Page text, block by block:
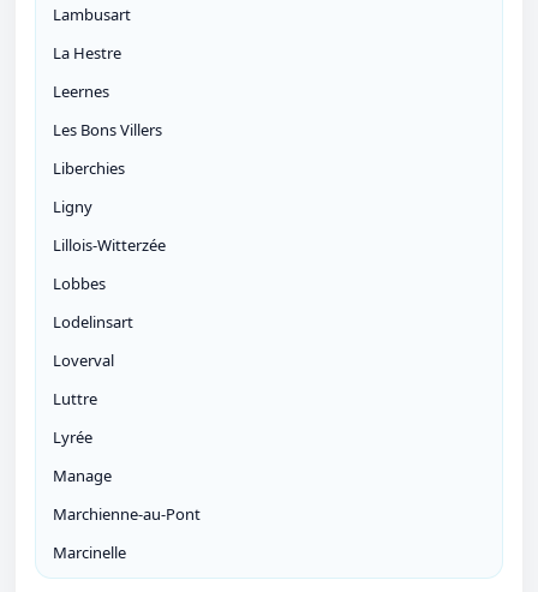
Lambusart
La Hestre
Leernes
Les Bons Villers
Liberchies
Ligny
Lillois-Witterzée
Lobbes
Lodelinsart
Loverval
Luttre
Lyrée
Manage
Marchienne-au-Pont
Marcinelle